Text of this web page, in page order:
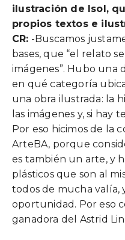
ilustración de Isol,
propios textos e
CR: -Buscamos
bases, que “el relato
imágenes”. Hubo una
en qué categoría
una obra ilustrada: la
las imágenes y, si hay
Por eso hicimos de la
ArteBA, porque
es también un arte, y
plásticos que son al
todos de mucha valía,
oportunidad. Por eso
ganadora del Astrid